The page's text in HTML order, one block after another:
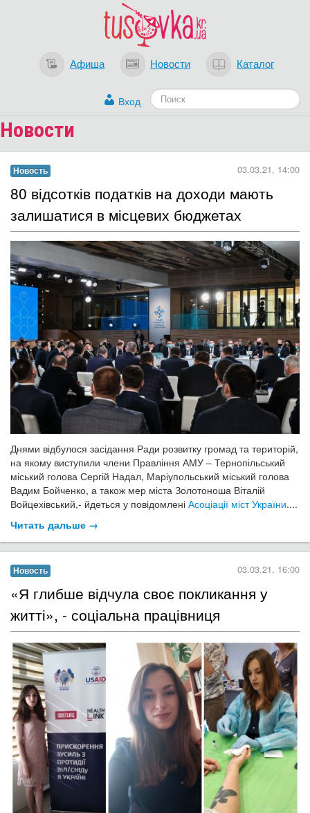
Афиша Новости Каталог
Вход
Новости
Новость 03.03.21, 14:00
80 відсотків податків на доходи мають
залишатися в місцевих бюджетах
Днями відбулося засідання Ради розвитку громад та територій,
на якому виступили члени Правління АМУ – Тернопільський
міський голова Сергій Надал, Маріупольський міський голова
Вадим Бойченко, а також мер міста Золотоноша Віталій
Войцехівський,- йдеться у повідомлені Асоціації міст України....
Читать дальше →
Новость 03.03.21, 16:00
​«Я глибше відчула своє покликання у
житті», - соціальна працівниця